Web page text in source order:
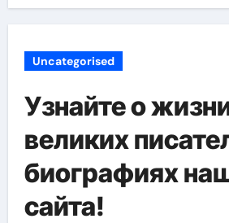
Uncategorised
Узнайте о
великих
биографиях
сайта!